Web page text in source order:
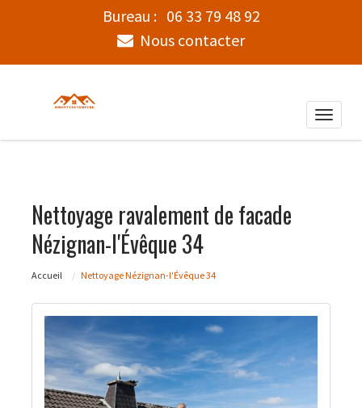
Bureau : 06 33 79 48 92
Nous contacter
Toggle
Nettoyage ravalement de facade
Nézignan-l'Évêque 34
Accueil Nettoyage Nézignan-l'Évêque 34